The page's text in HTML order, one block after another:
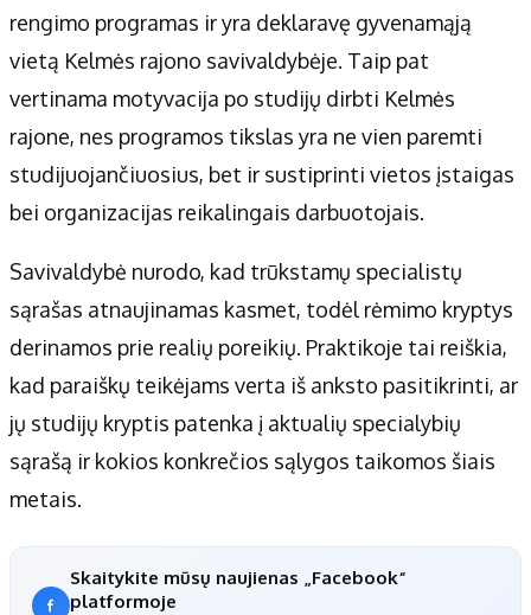
rengimo programas ir yra deklaravę gyvenamąją
vietą Kelmės rajono savivaldybėje. Taip pat
vertinama motyvacija po studijų dirbti Kelmės
rajone, nes programos tikslas yra ne vien paremti
studijuojančiuosius, bet ir sustiprinti vietos įstaigas
bei organizacijas reikalingais darbuotojais.
Savivaldybė nurodo, kad trūkstamų specialistų
sąrašas atnaujinamas kasmet, todėl rėmimo kryptys
derinamos prie realių poreikių. Praktikoje tai reiškia,
kad paraiškų teikėjams verta iš anksto pasitikrinti, ar
jų studijų kryptis patenka į aktualių specialybių
sąrašą ir kokios konkrečios sąlygos taikomos šiais
metais.
Skaitykite mūsų naujienas „Facebook“
platformoje